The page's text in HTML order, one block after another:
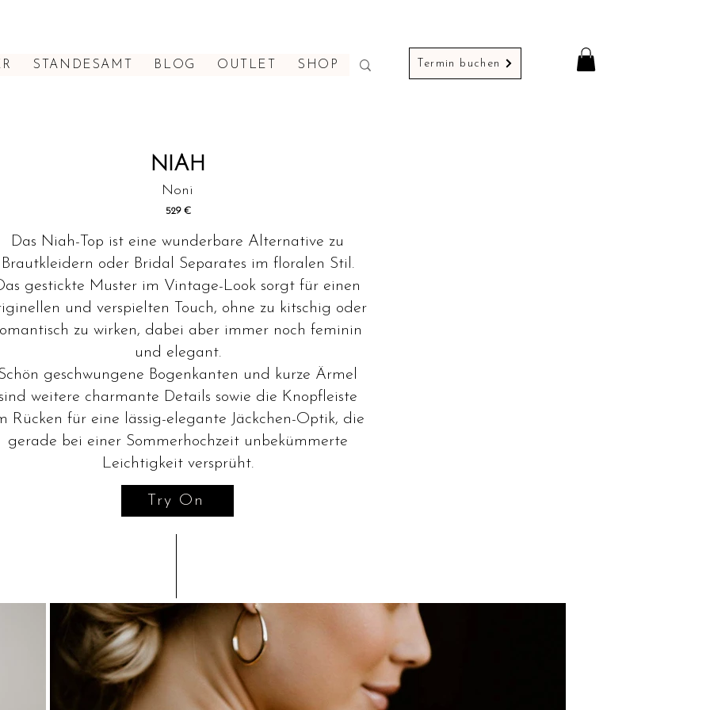
STANDESAMT BLOG OUTLET SHOP Termin buchen
NIAH
Noni
529 €
Das Niah-Top ist eine wunderbare Alternative zu
Brautkleidern oder Bridal Separates im floralen Stil.
gestickte Muster im Vintage-Look sorgt für einen
und verspielten Touch, ohne zu kitschig oder
zu wirken, dabei aber immer noch feminin
und elegant.
geschwungene Bogenkanten und kurze Ärmel
weitere charmante Details sowie die Knopfleiste
Rücken für eine lässig-elegante Jäckchen-Optik, die
gerade bei einer Sommerhochzeit unbekümmerte
Leichtigkeit versprüht.
Try On